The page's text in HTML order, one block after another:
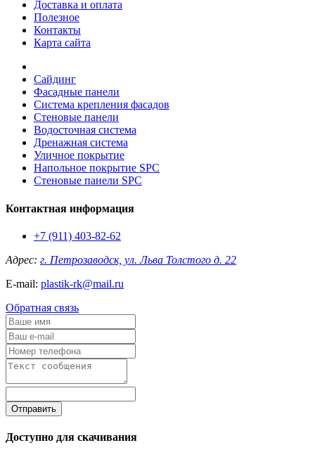
Доставка и оплата
Полезное
Контакты
Карта сайта
Сайдинг
Фасадные панели
Система крепления фасадов
Стеновые панели
Водосточная система
Дренажная система
Уличное покрытие
Напольное покрытие SPC
Стеновые панели SPC
Контактная информация
+7 (911) 403-82-62
Адрес: г. Петрозаводск, ул. Льва Толстого д. 22
E-mail: plastik-rk@mail.ru
Обратная связь
Отправить
Доступно для скачивания